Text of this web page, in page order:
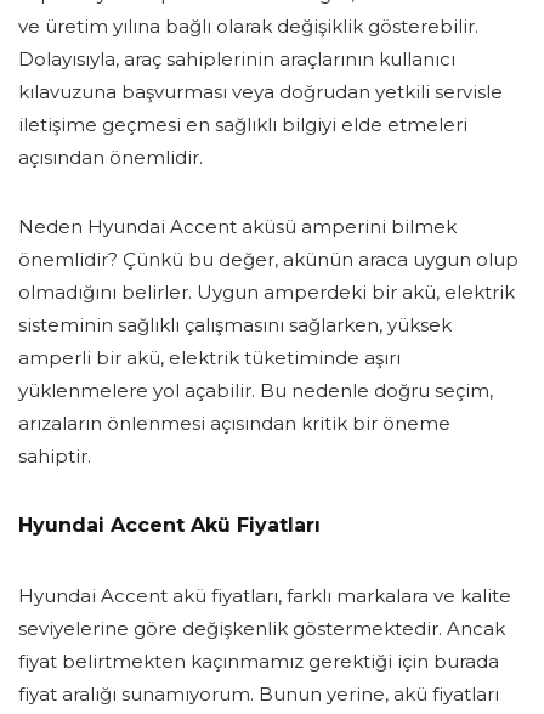
ve üretim yılına bağlı olarak değişiklik gösterebilir.
Dolayısıyla, araç sahiplerinin araçlarının kullanıcı
kılavuzuna başvurması veya doğrudan yetkili servisle
iletişime geçmesi en sağlıklı bilgiyi elde etmeleri
açısından önemlidir.
Neden Hyundai Accent aküsü amperini bilmek
önemlidir? Çünkü bu değer, akünün araca uygun olup
olmadığını belirler. Uygun amperdeki bir akü, elektrik
sisteminin sağlıklı çalışmasını sağlarken, yüksek
amperli bir akü, elektrik tüketiminde aşırı
yüklenmelere yol açabilir. Bu nedenle doğru seçim,
arızaların önlenmesi açısından kritik bir öneme
sahiptir.
Hyundai Accent Akü Fiyatları
Hyundai Accent akü fiyatları, farklı markalara ve kalite
seviyelerine göre değişkenlik göstermektedir. Ancak
fiyat belirtmekten kaçınmamız gerektiği için burada
fiyat aralığı sunamıyorum. Bunun yerine, akü fiyatları